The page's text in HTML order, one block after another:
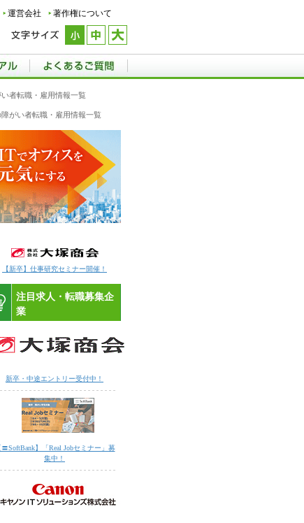
運営会社
著作権について
者転職・雇用情報一覧
がい者転職・雇用情報一覧
【新卒】仕事研究セミナー開催！
注目求人・転職募集企
業
新卒・中途エントリー受付中！
〓SoftBank】「Real Jobセミナー」募
集中！